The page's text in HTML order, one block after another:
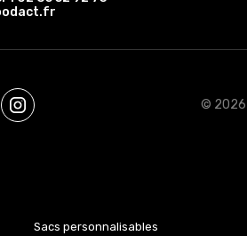
© 2026
Sacs personnalisables